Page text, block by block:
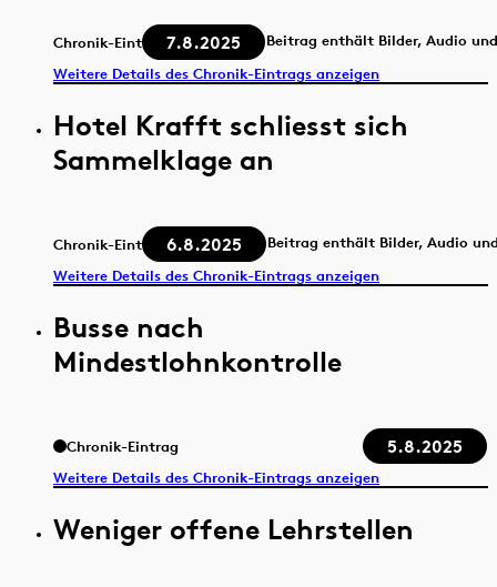
Chronik-Eintrag 7.8.2025
Beitrag enthält Bilder, Audio
Weitere Details des Chronik-Eintrags anzeigen
Hotel Krafft schliesst sich
Sammelklage an
Chronik-Eintrag 6.8.2025
Beitrag enthält Bilder, Audio
Weitere Details des Chronik-Eintrags anzeigen
Busse nach
Mindestlohnkontrolle
Chronik-Eintrag 5.8.2025
Weitere Details des Chronik-Eintrags anzeigen
Weniger offene Lehrstellen